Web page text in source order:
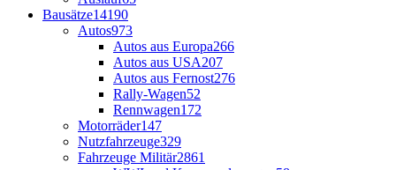
Bausätze14190
Autos973
Autos aus Europa266
Autos aus USA207
Autos aus Fernost276
Rally-Wagen52
Rennwagen172
Motorräder147
Nutzfahrzeuge329
Fahrzeuge Militär2861